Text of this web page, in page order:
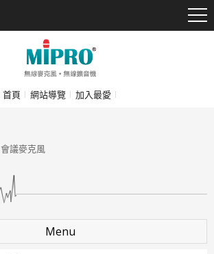
首頁 網站導覽 加入最愛
會議麥克風
Menu